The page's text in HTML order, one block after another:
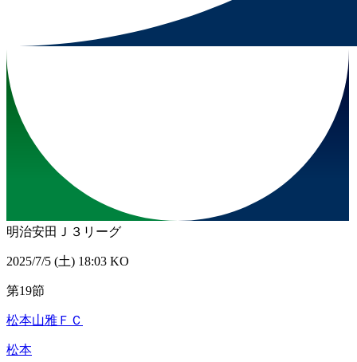
明治安田Ｊ３リーグ
2025/7/5 (土) 18:03 KO
第19節
松本山雅ＦＣ
松本